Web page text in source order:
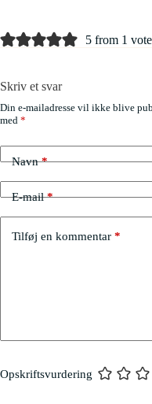
5 from 1
Skriv et svar
Din e-mailadresse vil ikke blive
med *
Navn*
E-mail*
Tilføj en kommentar *
Opskriftsvurdering